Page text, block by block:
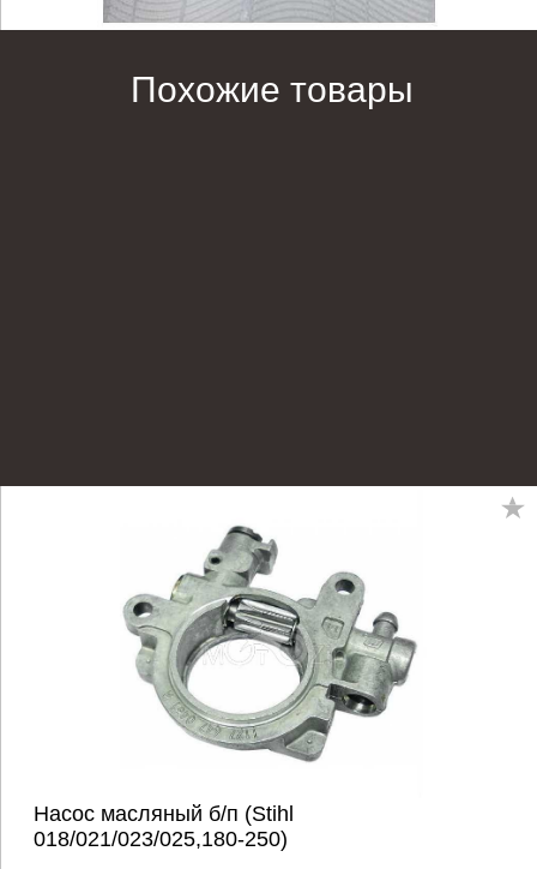
Похожие товары
Насос масляный б/п (Stihl
018/021/023/025,180-250)